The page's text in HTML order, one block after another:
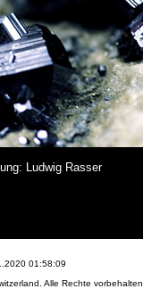
Ludwig Rasser
01:58:09
Alle Rechte vorbehalten.